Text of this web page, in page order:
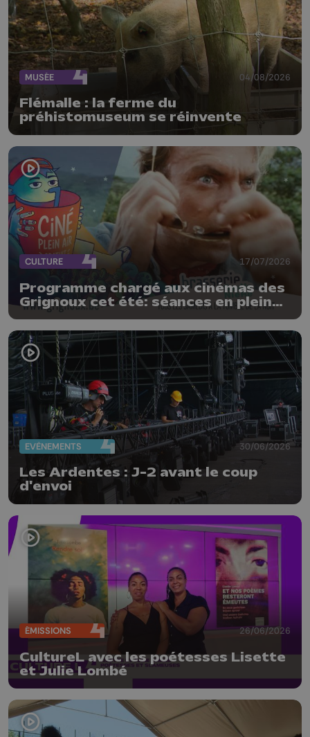
MUSÉE 04/08/2026
Flémalle : la ferme du
préhistomuseum se réinvente
CULTURE 17/07/2026
Programme chargé aux cinémas des
Grignoux cet été: séances en plein
air, concerts et plats spéciaux à la
brasserie
EVÈNEMENTS 30/06/2026
Les Ardentes : J-2 avant le coup
d'envoi
ÉMISSIONS 26/06/2026
CultureL avec les poétesses Lisette
et Julie Lombé